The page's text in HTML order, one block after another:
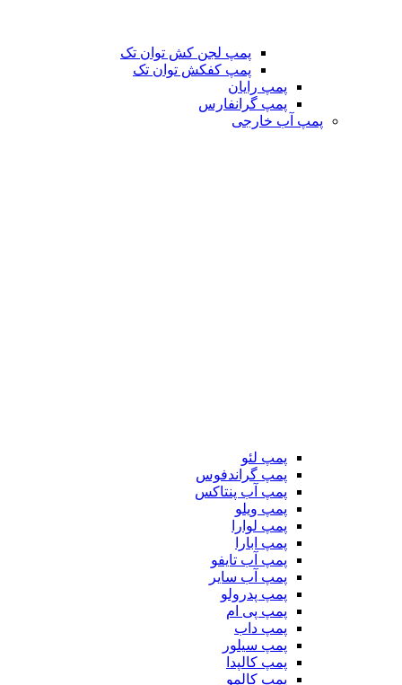
پمپ لجن کش توان تک
پمپ کفکش توان تک
پمپ رایان
پمپ گرانفارس
پمپ آب خارجی
پمپ لئو
پمپ گراندفوس
پمپ آب پنتاکس
پمپ ویلو
پمپ لوارا
پمپ ابارا
پمپ آب تایفو
پمپ آب سایر
پمپ پدرولو
پمپ پی ام
پمپ داب
پمپ سیلور
پمپ کالپدا
پمپ کالمو